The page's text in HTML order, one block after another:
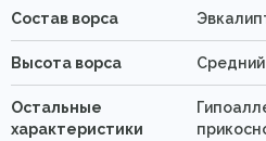
Состав ворса
Высота ворса Средний
Остальные
характеристики